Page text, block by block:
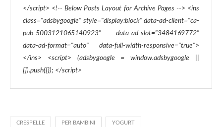
</script> <!-- Below Posts Layout for Archive Pages --> <ins
class="adsbygoogle" style="display:block" data-ad-client="ca-
pub-5003121065140923" data-ad-slot="3484169772"
data-ad-format="auto" data-full-width-responsive="true">
</ins> <script> (adsbygoogle = window.adsbygoogle ||
[]).push({}); </script>
CRESPELLE PER BAMBINI YOGURT